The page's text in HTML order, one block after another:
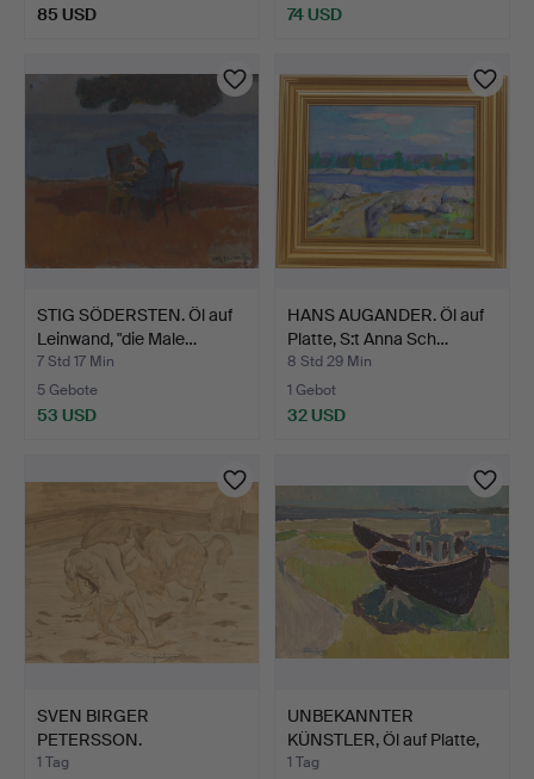
85 USD 74 USD
STIG SÖDERSTEN. Öl auf
Leinwand, "die Male…
7 Std 17 Min
5 Gebote
53 USD
HANS AUGANDER. Öl auf
Platte, S:t Anna Sch…
8 Std 29 Min
1 Gebot
32 USD
SVEN BIRGER
PETERSSON.
Mischtechnik, signi…
1 Tag
UNBEKANNTER
KÜNSTLER, Öl auf Platte,
signi…
1 Tag